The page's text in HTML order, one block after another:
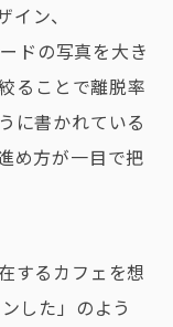
ン、
ードの写真を大き
ることで離脱率
に書かれている
め方が一目で把
するカフェを想
した」のよう